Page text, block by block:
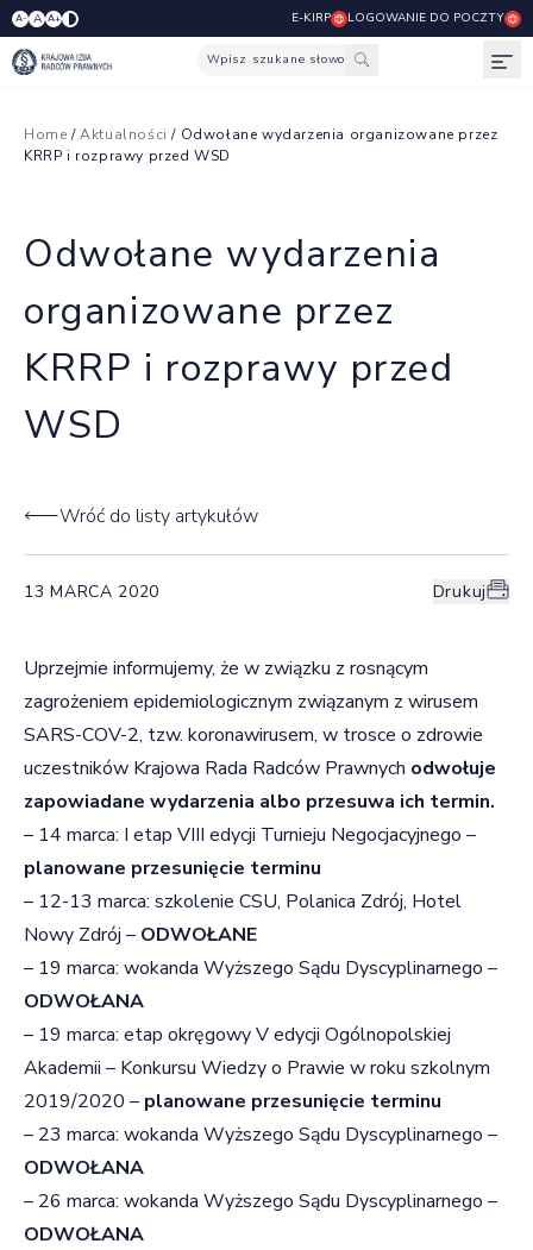
A- A A+ E-KIRP LOGOWANIE DO POCZTY
Wpisz szukane słowo
Home /Aktualności / Odwołane wydarzenia organizowane przez
KRRP i rozprawy przed WSD
Odwołane wydarzenia
organizowane przez
KRRP i rozprawy przed
WSD
Wróć do listy artykułów
13 MARCA 2020 Drukuj
Uprzejmie informujemy, że w związku z rosnącym
zagrożeniem epidemiologicznym związanym z wirusem
SARS-COV-2, tzw. koronawirusem, w trosce o zdrowie
uczestników Krajowa Rada Radców Prawnych odwołuje
zapowiadane wydarzenia albo przesuwa ich termin.
– 14 marca: I etap VIII edycji Turnieju Negocjacyjnego –
planowane przesunięcie terminu
– 12-13 marca: szkolenie CSU, Polanica Zdrój, Hotel
Nowy Zdrój – ODWOŁANE
– 19 marca: wokanda Wyższego Sądu Dyscyplinarnego –
ODWOŁANA
– 19 marca: etap okręgowy V edycji Ogólnopolskiej
Akademii – Konkursu Wiedzy o Prawie w roku szkolnym
2019/2020 – planowane przesunięcie terminu
– 23 marca: wokanda Wyższego Sądu Dyscyplinarnego –
ODWOŁANA
– 26 marca: wokanda Wyższego Sądu Dyscyplinarnego –
ODWOŁANA